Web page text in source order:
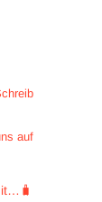
auf